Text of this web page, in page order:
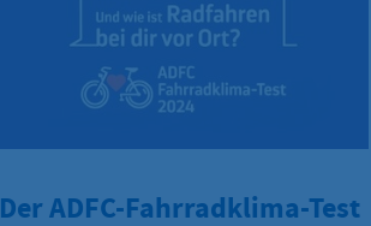
Der ADFC-Fahrradklima-Test